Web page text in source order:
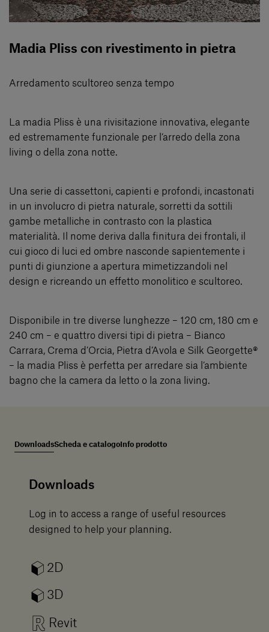
Madia Pliss con rivestimento in pietra
Arredamento scultoreo senza tempo
La madia Pliss è una rivisitazione innovativa, elegante
ed estremamente funzionale per l’arredo della zona
living o della zona notte.
Una serie di cassettoni, capienti e profondi, incastonati
in un involucro di pietra naturale, sorretti da sottili
gambe metalliche in contrasto con la plastica
materialità. Il nome deriva dalla finitura dei frontali, il
cui gioco di luci ed ombre nasconde sapientemente i
punti di giunzione a apertura mimetizzandoli nel
design e ricreando un effetto monolitico e scultoreo.
Disponibile in tre diverse lunghezze – 120 cm, 180 cm e
240 cm – e quattro diversi tipi di pietra – Bianco
Carrara, Crema d’Orcia, Pietra d’Avola e Silk Georgette®
– la madia Pliss è perfetta per arredare sia l’ambiente
bagno che la camera da letto o la zona living.
DownloadsScheda e catalogo Info prodotto
Downloads
Log in to access a range of useful resources
designed to help your planning.
2D
3D
Revit